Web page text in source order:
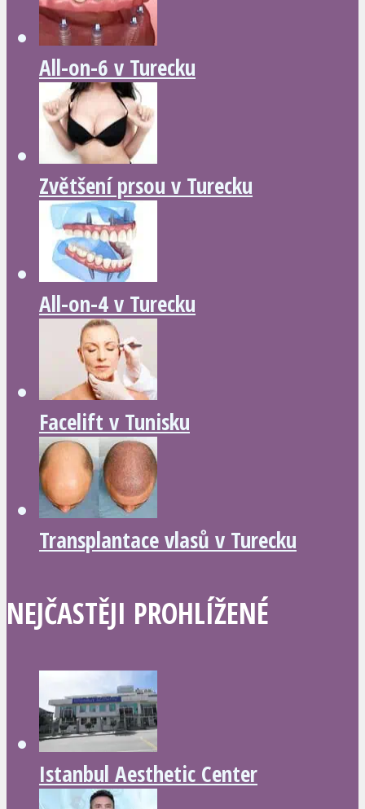
All-on-6 v Turecku
Zvětšení prsou v Turecku
All-on-4 v Turecku
Facelift v Tunisku
Transplantace vlasů v Turecku
NEJČASTĚJI PROHLÍŽENÉ
Istanbul Aesthetic Center